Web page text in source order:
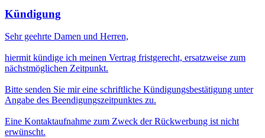
Kündigung
Sehr geehrte Damen und Herren,
hiermit kündige ich meinen Vertrag fristgerecht, ersatzweise zum
nächstmöglichen Zeitpunkt.
Bitte senden Sie mir eine schriftliche Kündigungsbestätigung unter
Angabe des Beendigungszeitpunktes zu.
Eine Kontaktaufnahme zum Zweck der Rückwerbung ist nicht
erwünscht.